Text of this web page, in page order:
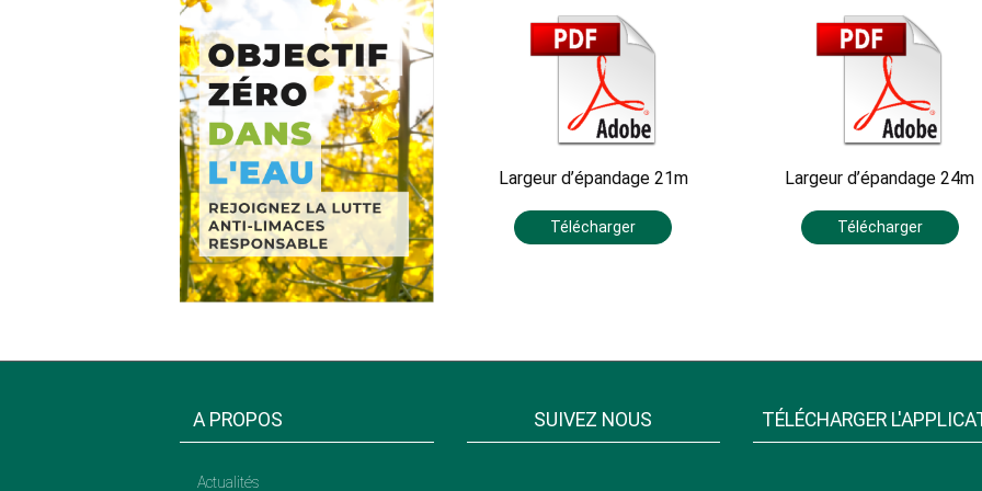
Largeur d’épandage 21m
Télécharger
Largeur d’épandage 24m
Télécharger
A PROPOS
Actualités
SUIVEZ NOUS TÉLÉCHARGER